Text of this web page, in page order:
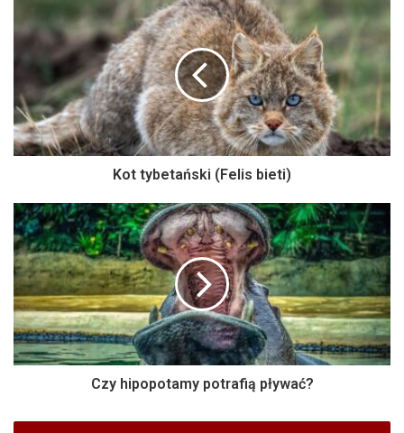
Kot tybetański (Felis bieti)
Czy hipopotamy potrafią pływać?